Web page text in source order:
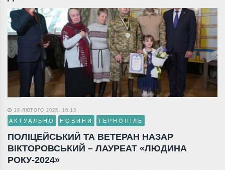
18 ЛЮТОГО 2025, 16:13
АКТУАЛЬНО НОВИНИ ТЕРНОПІЛЬ
ПОЛІЦЕЙСЬКИЙ ТА ВЕТЕРАН НАЗАР
ВІКТОРОВСЬКИЙ – ЛАУРЕАТ «ЛЮДИНА
РОКУ-2024»